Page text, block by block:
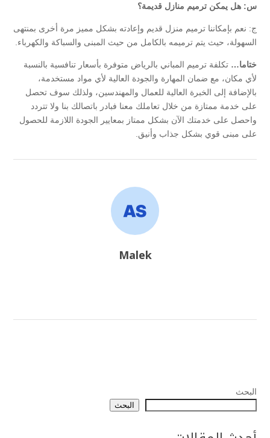
س: هل يمكن ترميم منازل قديمة؟
ج: نعم بإمكاننا ترميم منزل قديم وإعادته بشكل مميز مرة أخرى بمنتهى
السهولة، حيث يتم ترميمه بالكامل من حيث المبنى والسباكة والكهرباء.
ختاما… تكلفة ترميم المباني بالرياض متوفرة بأسعار تنافسية بالنسبة
لأي مكان، مع ضمان المهارة والجودة العالية لأي مواد مستخدمة،
بالإضافة إلى الخبرة العالية للعمال والمهندسين، ولذلك سوف تحصل
على خدمة ممتازة من خلال تعاملك معنا فبادر باتصالك بنا ولا تتردد
واحصل على خدمتك الآن بشكل ممتاز بمعايير الجودة اللازمة للحصول
على مبنى قوي بشكل جذاب وأنيق.
Malek
البحث
البحث